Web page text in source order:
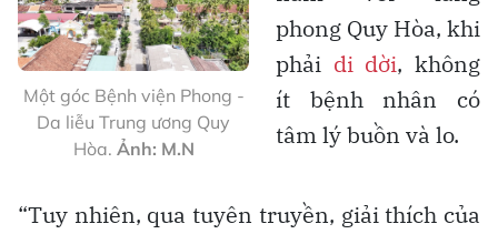
Một góc Bệnh viện Phong -
Da liễu Trung ương Quy
Hòa. Ảnh: M.N
phong Quy Hòa, khi
phải di dời, không
ít bệnh nhân có
tâm lý buồn và lo.
“Tuy nhiên, qua tuyên truyền, giải thích của